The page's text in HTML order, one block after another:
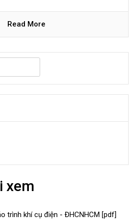
Read More
xem
trình khí cụ điện - ĐHCNHCM [pdf]